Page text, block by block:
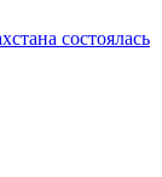
состоялась